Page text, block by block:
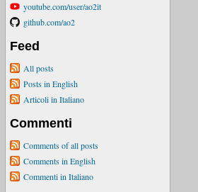
youtube.com/user/ao2it
github.com/ao2
Feed
All posts
Posts in English
Articoli in Italiano
Commenti
Comments of all posts
Comments in English
Commenti in Italiano